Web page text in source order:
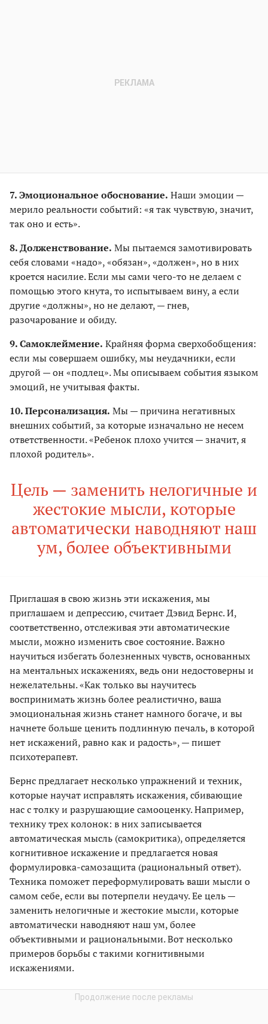
7. Эмоциональное обоснование. Наши эмоции —
мерило реальности событий: «я так чувствую, значит,
так оно и есть».
8. Долженствование. Мы пытаемся замотивировать
себя словами «надо», «обязан», «должен», но в них
кроется насилие. Если мы сами чего-то не делаем с
помощью этого кнута, то испытываем вину, а если
другие «должны», но не делают, — гнев,
разочарование и обиду.
9. Самоклеймение. Крайняя форма сверхобобщения:
если мы совершаем ошибку, мы неудачники, если
другой — он «подлец». Мы описываем события языком
эмоций, не учитывая факты.
10. Персонализация. Мы — причина негативных
внешних событий, за которые изначально не несем
ответственности. «Ребенок плохо учится — значит, я
плохой родитель».
Цель — заменить нелогичные и
жестокие мысли, которые
автоматически наводняют наш
ум, более объективными
Приглашая в свою жизнь эти искажения, мы
приглашаем и депрессию, считает Дэвид Бернс. И,
соответственно, отслеживая эти автоматические
мысли, можно изменить свое состояние. Важно
научиться избегать болезненных чувств, основанных
на ментальных искажениях, ведь они недостоверны и
нежелательны. «Как только вы научитесь
воспринимать жизнь более реалистично, ваша
эмоциональная жизнь станет намного богаче, и вы
начнете больше ценить подлинную печаль, в которой
нет искажений, равно как и радость», — пишет
психотерапевт.
Бернс предлагает несколько упражнений и техник,
которые научат исправлять искажения, сбивающие
нас с толку и разрушающие самооценку. Например,
технику трех колонок: в них записывается
автоматическая мысль (самокритика), определяется
когнитивное искажение и предлагается новая
формулировка-самозащита (рациональный ответ).
Техника поможет переформулировать ваши мысли о
самом себе, если вы потерпели неудачу. Ее цель —
заменить нелогичные и жестокие мысли, которые
автоматически наводняют наш ум, более
объективными и рациональными. Вот несколько
примеров борьбы с такими когнитивными
искажениями.